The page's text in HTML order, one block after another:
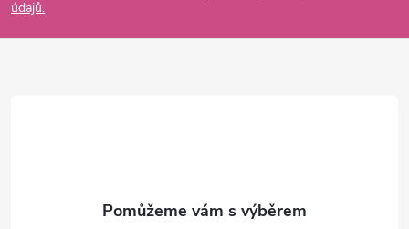
a
údajů.